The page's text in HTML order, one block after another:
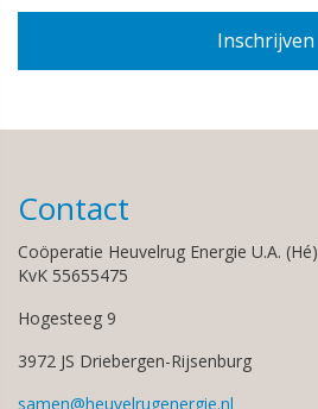
Contact
Coöperatie Heuvelrug Energie U.A. (Hé)
KvK 55655475
Hogesteeg 9
3972 JS Driebergen-Rijsenburg
samen@heuvelrugenergie.nl